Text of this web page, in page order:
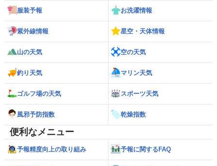
服装予報 お洗濯情報
紫外線情報 星空・天体情報
山の天気 空の天気
釣り天気 マリン天気
ゴルフ場の天気 スポーツ天気
風邪予防指数 乾燥指数
便利なメニュー
予報精度向上の取り組み 予報に関するFAQ